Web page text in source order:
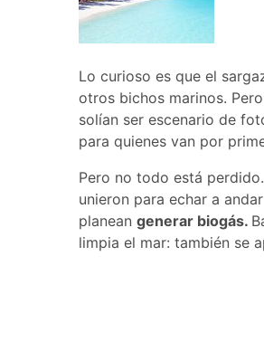
Lo curioso es que el
otros bichos marinos.
solían ser escenario de
para quienes van por
Pero no todo está
unieron para echar a
planean generar biogás.
limpia el mar: también se